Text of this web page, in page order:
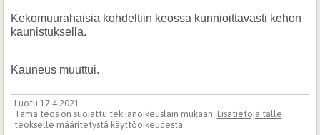
Kekomuurahaisia kohdeltiin keossa kunnioittavasti kehon
kaunistuksella.
Kauneus muuttui.
Luotu 17.4.2021
Tämä teos on suojattu tekijänoikeuslain mukaan. Lisätietoja tälle
teokselle määritetystä käyttöoikeudesta